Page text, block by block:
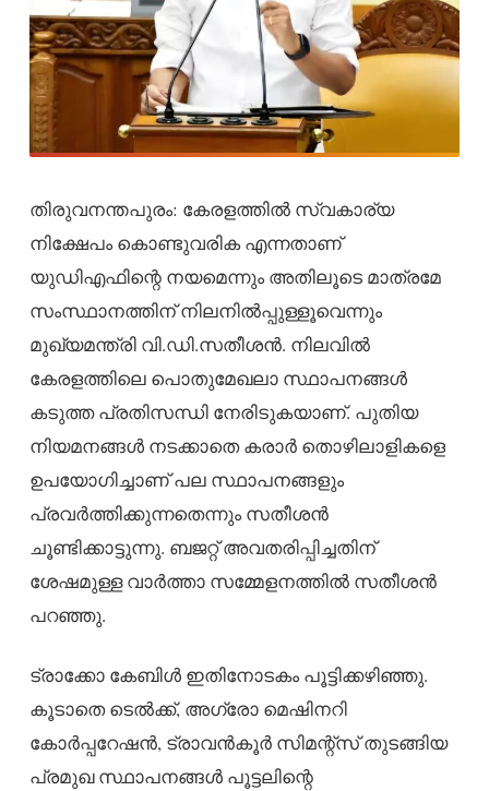
തിരുവനന്തപുരം: കേരളത്തിൽ സ്വകാര്യ
നിക്ഷേപം കൊണ്ടുവരിക എന്നതാണ്
യുഡിഎഫിന്റെ നയമെന്നും അതിലൂടെ മാത്രമേ
സംസ്ഥാനത്തിന് നിലനിൽപ്പുള്ളൂവെന്നും
മുഖ്യമന്ത്രി വി.ഡി.സതീശൻ. നിലവിൽ
കേരളത്തിലെ പൊതുമേഖലാ സ്ഥാപനങ്ങൾ
കടുത്ത പ്രതിസന്ധി നേരിടുകയാണ്. പുതിയ
നിയമനങ്ങൾ നടക്കാതെ കരാർ തൊഴിലാളികളെ
ഉപയോഗിച്ചാണ് പല സ്ഥാപനങ്ങളും
പ്രവർത്തിക്കുന്നതെന്നും സതീശൻ
ചൂണ്ടിക്കാട്ടുന്നു. ബജറ്റ് അവതരിപ്പിച്ചതിന്
ശേഷമുള്ള വാർത്താ സമ്മേളനത്തിൽ സതീശൻ
പറഞ്ഞു.
ട്രാക്കോ കേബിൾ ഇതിനോടകം പൂട്ടിക്കഴിഞ്ഞു.
കൂടാതെ ടെൽക്ക്, അഗ്രോ മെഷിനറി
കോർപ്പറേഷൻ, ട്രാവൻകൂർ സിമന്റ്സ് തുടങ്ങിയ
പ്രമുഖ സ്ഥാപനങ്ങൾ പൂട്ടലിന്റെ